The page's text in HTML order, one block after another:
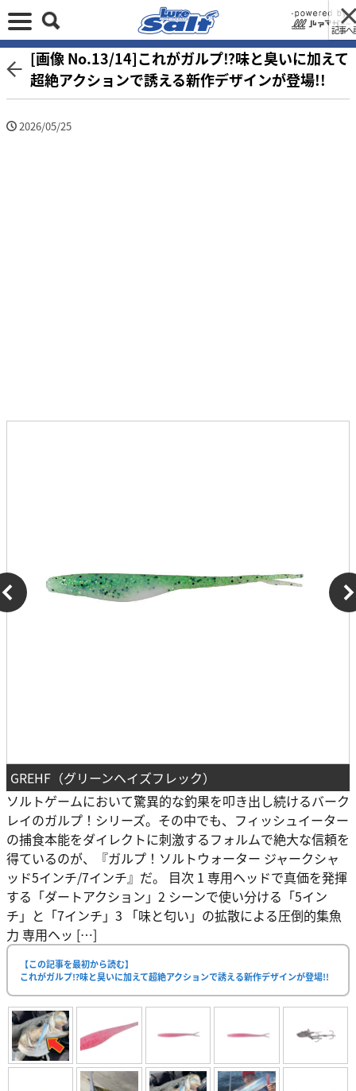
記事へ
[画像 No.13/14]これがガルプ⁉味と臭いに加えて
超絶アクションで誘える新作デザインが登場!!
2026/05/25
GREHF（グリーンヘイズフレック）
ソルトゲームにおいて驚異的な釣果を叩き出し続けるバーク
レイのガルプ！シリーズ。その中でも、フィッシュイーター
の捕食本能をダイレクトに刺激するフォルムで絶大な信頼を
得ているのが、『ガルプ！ソルトウォーター ジャークシャ
ッド5インチ/7インチ』だ。 目次 1 専用ヘッドで真価を発揮
する「ダートアクション」2 シーンで使い分ける「5イン
チ」と「7インチ」3 「味と匂い」の拡散による圧倒的集魚
力 専用ヘッ […]
【この記事を最初から読む】
これがガルプ⁉味と臭いに加えて超絶アクションで誘える新作デザインが登場!!